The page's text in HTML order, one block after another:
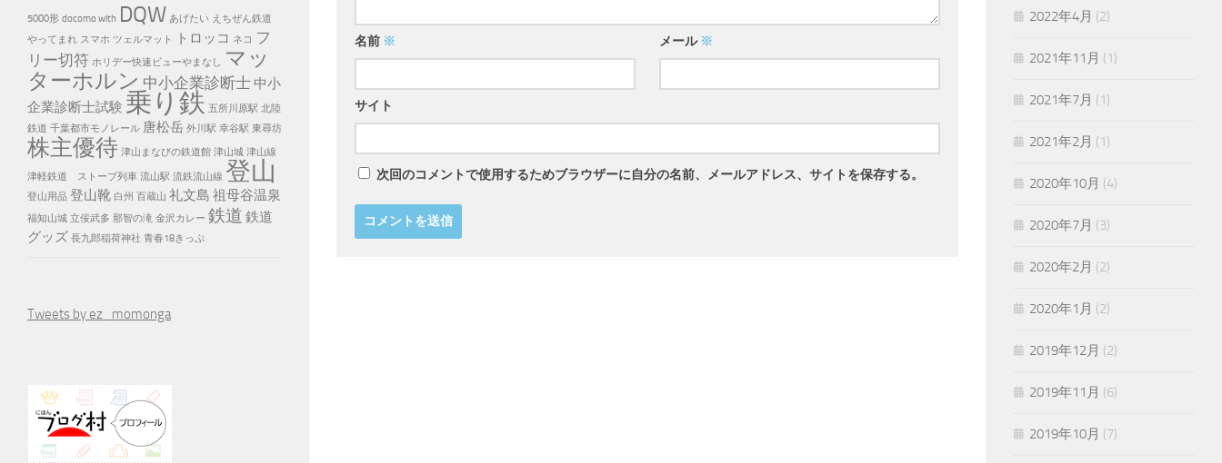
名前 ※ メール ※
サイト
次回のコメントで使用するためブラウザーに自分の名前、メールアドレス、サイトを保存する。
5000形 docomo with DQW あげたい えちぜん鉄道
やってまれ スマホ ツェルマット トロッコ ネコ フ
リー切符 ホリデー快速ビューやまなし マッ
ターホルン 中小企業診断士 中小
企業診断士試験 乗り鉄 五所川原駅 北陸
鉄道 千葉都市モノレール 唐松岳 外川駅 幸谷駅 東尋坊
株主優待 津山まなびの鉄道館 津山城 津山線
津軽鉄道 ストーブ列車 流山駅 流鉄流山線 登山
登山用品 登山靴 白州 百蔵山 礼文島 祖母谷温泉
福知山城 立佞武多 那智の滝 金沢カレー 鉄道 鉄道
グッズ 長九郎稲荷神社 青春18きっぷ
Tweets by ez_momonga
2022年4月 (2)
2021年11月 (1)
2021年7月 (1)
2021年2月 (1)
2020年10月 (4)
2020年7月 (3)
2020年2月 (2)
2020年1月 (2)
2019年12月 (2)
2019年11月 (6)
2019年10月 (7)